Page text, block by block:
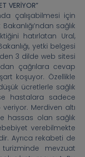
VERİYOR”
çalışabilmesi için
sağlık
hatırlatan Ural,
yetki belgesi
3 dilde web sitesi
çağrılara cevap
koşuyor. Özellikle
ücretlerle sağlık
hastalara sadece
Merdiven altı
hassas olan sağlık
verebilmekte
Ayrıca rekabeti de
turizminde mevzuat